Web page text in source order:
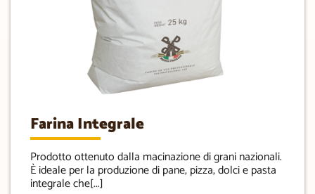
Farina Integrale
Prodotto ottenuto dalla macinazione di grani nazionali.
È ideale per la produzione di pane, pizza, dolci e pasta
integrale che[...]